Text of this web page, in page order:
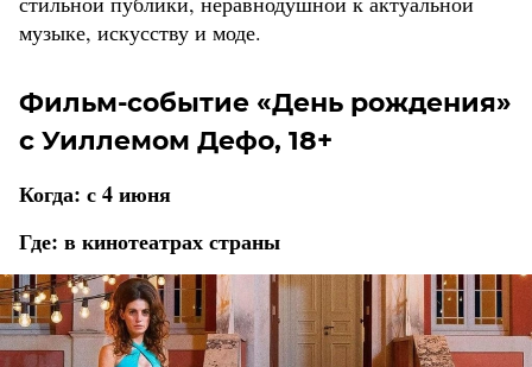
музыке, искусству и моде.
Фильм-событие «День рождения»
с Уиллемом Дефо, 18+
Когда: с 4 июня
Где: в кинотеатрах страны